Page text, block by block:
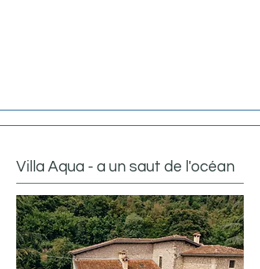
Villa Aqua - a un saut de l'océan